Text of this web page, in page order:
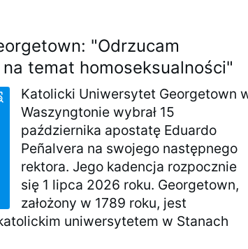
"Odrzucam
na temat homoseksualności"
Katolicki Uniwersytet Georgetown
Waszyngtonie wybrał 15
października apostatę Eduardo
Peñalvera na swojego następnego
rektora. Jego kadencja rozpocznie
się 1 lipca 2026 roku. Georgetown,
założony w 1789 roku, jest
uniwersytetem w Stanach